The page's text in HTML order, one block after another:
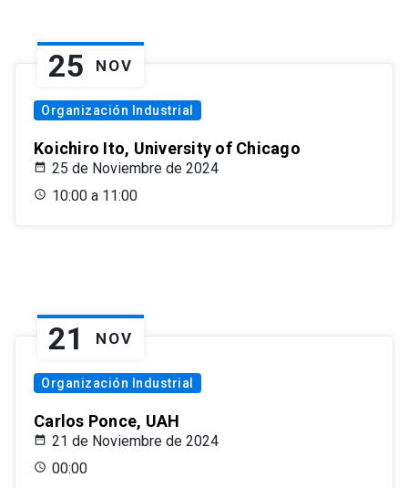
25 NOV
Organización Industrial
Koichiro Ito, University of Chicago
25 de Noviembre de 2024
10:00 a 11:00
21 NOV
Organización Industrial
Carlos Ponce, UAH
21 de Noviembre de 2024
00:00